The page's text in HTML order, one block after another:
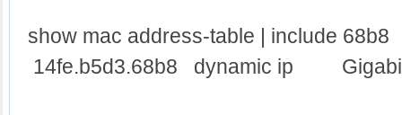
show mac address-table | include 68b8
14fe.b5d3.68b8 dynamic ip